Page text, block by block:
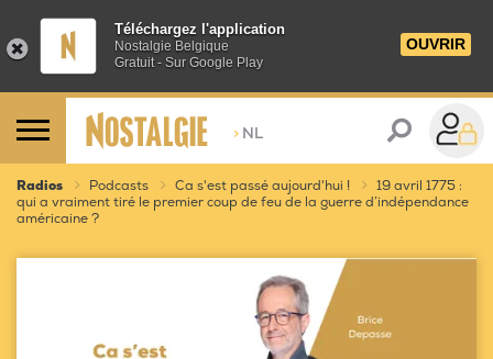
Téléchargez l'application
Nostalgie Belgique
Gratuit - Sur Google Play
OUVRIR
> NL
Radios Podcasts Ca s'est passé aujourd'hui !
19 avril 1775 :
qui a vraiment tiré le premier coup de feu de la guerre d’indépendance
américaine ?